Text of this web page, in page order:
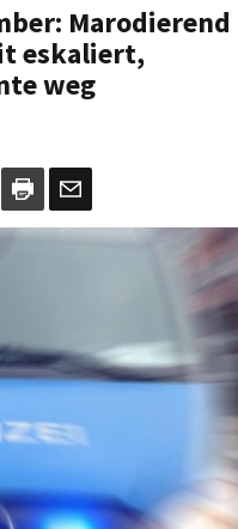
Marodierend
eskaliert,
weg